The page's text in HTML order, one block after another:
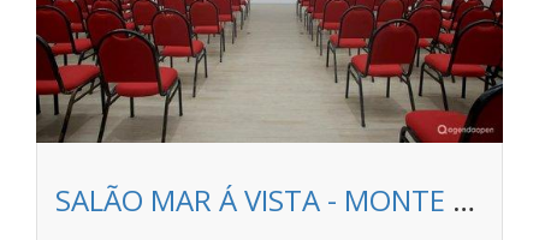
SALÃO MAR Á VISTA - MONTE PASCOAL PRAIA HOTEL